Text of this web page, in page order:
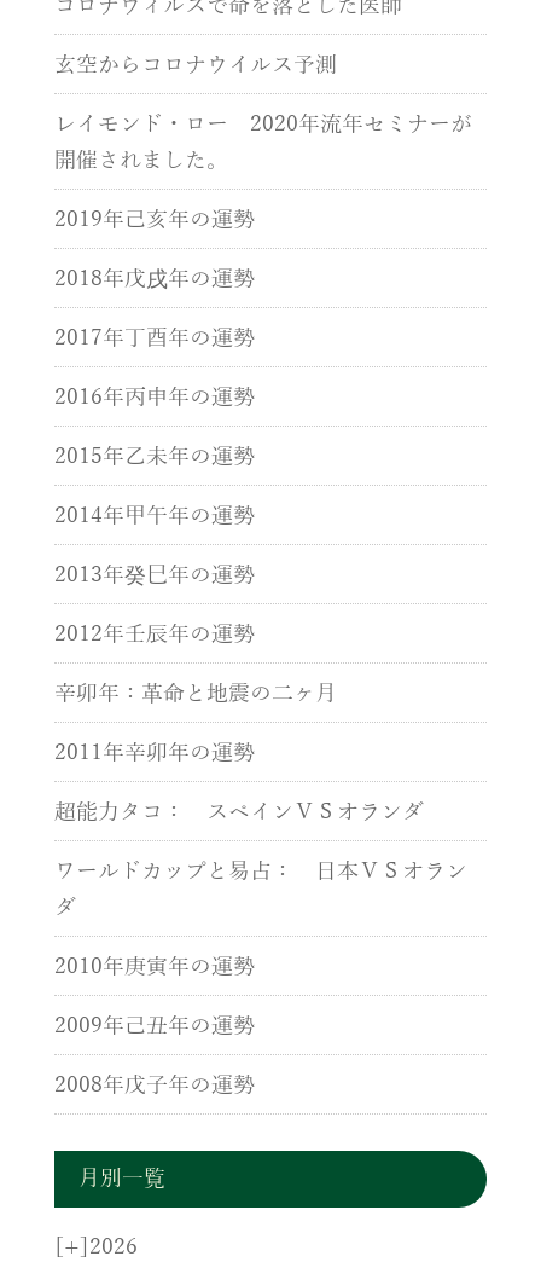
コロナウィルスで命を落とした医師
玄空からコロナウイルス予測
レイモンド・ロー 2020年流年セミナーが
開催されました。
2019年己亥年の運勢
2018年戊戌年の運勢
2017年丁酉年の運勢
2016年丙申年の運勢
2015年乙未年の運勢
2014年甲午年の運勢
2013年癸巳年の運勢
2012年壬辰年の運勢
辛卯年：革命と地震の二ヶ月
2011年辛卯年の運勢
超能力タコ： スペインＶＳオランダ
ワールドカップと易占： 日本ＶＳオラン
ダ
2010年庚寅年の運勢
2009年己丑年の運勢
2008年戊子年の運勢
月別一覧
[+] 2026